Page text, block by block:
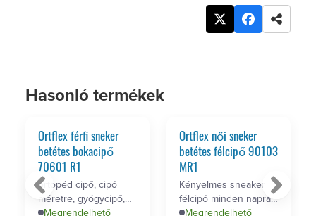
Hasonló termékek
Ortflex férfi sneker
betétes bokacipő
70601 R1
ortopéd cipő, cipő
méretre, gyógycipő,
kényelmes
Megrendelhető
Ortflex női sneker
betétes félcipő 90103
MR1
Kényelmes sneaker
félcipő minden napra,
egyéni méretre, privát
Megrendelhető